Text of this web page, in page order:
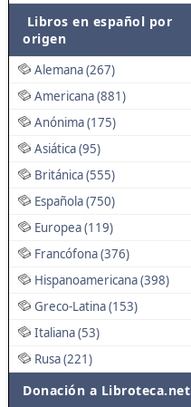
Libros en español por
origen
Alemana (267)
Americana (881)
Anónima (175)
Asiática (95)
Británica (555)
Española (750)
Europea (119)
Francófona (376)
Hispanoamericana (398)
Greco-Latina (153)
Italiana (53)
Rusa (221)
Donación a Libroteca.net